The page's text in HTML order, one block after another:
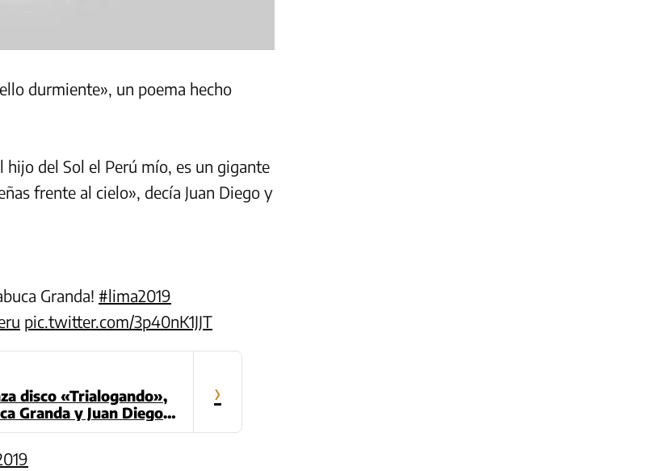
durmiente», un poema hecho
hijo del Sol el Perú mío, es un gigante
frente al cielo», decía Juan Diego y
Granda! #lima2019
pic.twitter.com/3p40nK1JJT
disco «Trialogando»,
Granda y Juan Diego
›